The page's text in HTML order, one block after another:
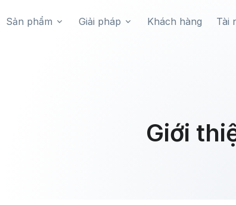
Sản phẩm Giải pháp Khách hàng Tài
Giới